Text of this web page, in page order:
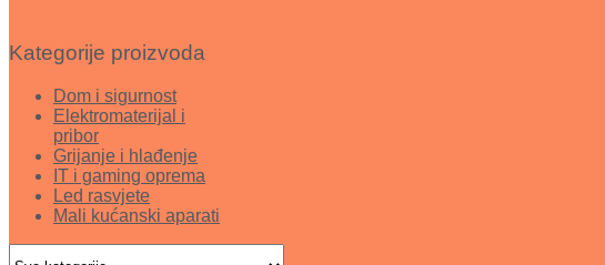
Kategorije proizvoda
Dom i sigurnost
Elektromaterijal i
pribor
Grijanje i hlađenje
IT i gaming oprema
Led rasvjete
Mali kućanski aparati